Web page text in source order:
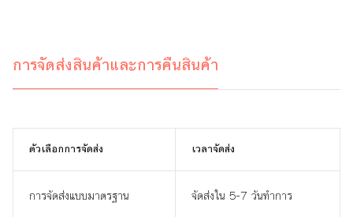
การจัดส่งสินค้าและการคืนสินค้า
ตัวเลือกการจัดส่ง เวลาจัดส่ง
การจัดส่งแบบมาตรฐาน จัดส่งใน 5-7 วันทำการ